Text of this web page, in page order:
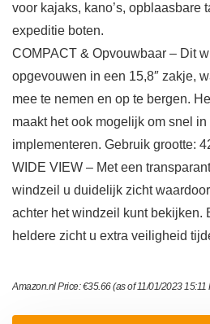
voor kajaks, kano’s, opblaasbare
expeditie boten.
COMPACT & Opvouwbaar – Dit
opgevouwen in een 15,8″ zakje,
mee te nemen en op te bergen.
maakt het ook mogelijk om snel
implementeren. Gebruik grootte:
WIDE VIEW – Met een
windzeil u duidelijk zicht
achter het windzeil kunt bekijken.
heldere zicht u extra veiligheid
Amazon.nl Price:€35.66(as of 11/01/2023 15:11